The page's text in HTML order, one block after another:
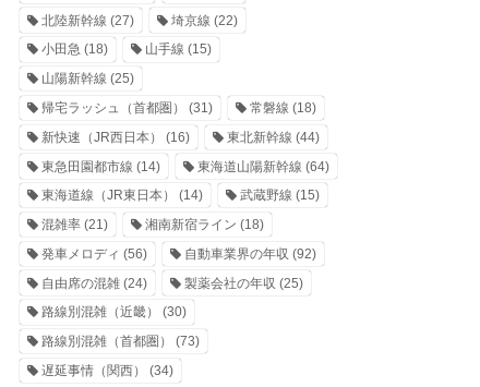
北陸新幹線 (27) 埼京線 (22)
小田急 (18) 山手線 (15)
山陽新幹線 (25)
帰宅ラッシュ（首都圏）
(31) 常磐線 (18)
新快速（JR西日本）
(16) 東北新幹線 (44)
東急田園都市線 (14) 東海道山陽新幹線 (64)
東海道線（JR東日本）
(14) 武蔵野線 (15)
混雑率 (21) 湘南新宿ライン (18)
発車メロディ (56) 自動車業界の年収 (92)
自由席の混雑 (24) 製薬会社の年収 (25)
路線別混雑（近畿）
(30)
路線別混雑（首都圏）
(73)
遅延事情（関西）
(34)